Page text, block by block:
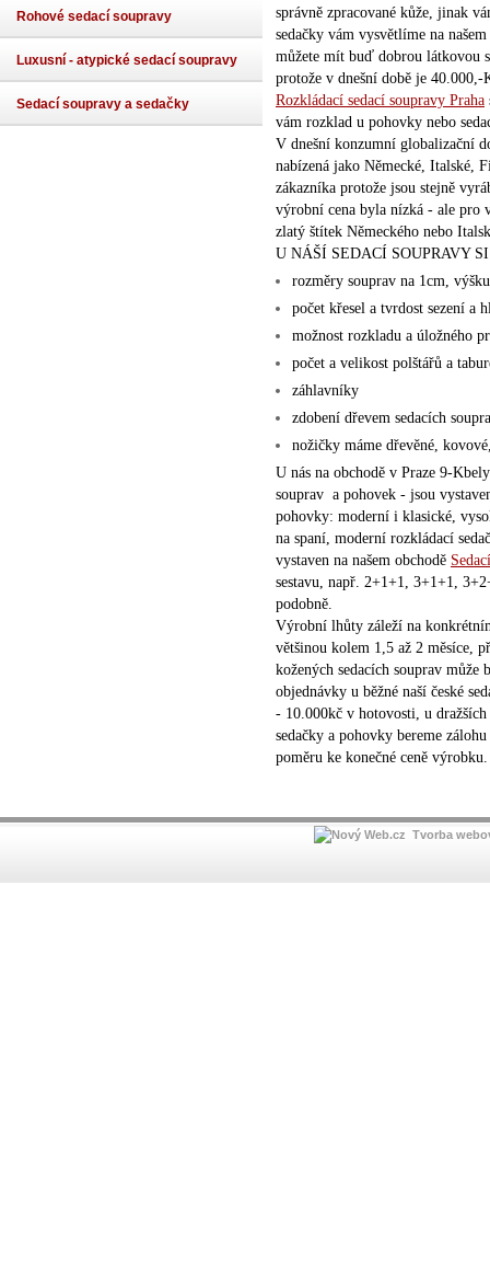
správně zpracované kůže, jinak
sedačky vám vysvětlíme na
můžete mít buď dobrou látkovou
protože v dnešní době je
Rozkládací sedací soupravy Praha
vám rozklad u pohovky nebo
V dnešní konzumní globalizační
nabízená jako Německé, Italské,
zákazníka protože jsou stejně
výrobní cena byla nízká - ale pro
zlatý štítek Německého nebo
U NÁŠÍ SEDACÍ SOUPRAVY
rozměry souprav na 1cm,
počet křesel a tvrdost sezení a
možnost rozkladu a úložného
počet a velikost polštářů a
záhlavníky
zdobení dřevem sedacích
nožičky máme dřevěné,
U nás na obchodě v Praze 9-
souprav a pohovek - jsou
pohovky: moderní i klasické,
na spaní, moderní rozkládací
vystaven na našem obchodě
sestavu, např. 2+1+1, 3+1+1,
podobně.
Výrobní lhůty záleží na
většinou kolem 1,5 až 2 měsíce,
kožených sedacích souprav
objednávky u běžné naší české
- 10.000kč v hotovosti, u
sedačky a pohovky bereme
poměru ke konečné ceně výrobku.
Rohové sedací soupravy
Luxusní - atypické sedací soupravy
Sedací soupravy a sedačky
Tvorba